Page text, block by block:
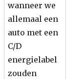
wanneer we
allemaal een
auto met een
C/D
energielabel
zouden